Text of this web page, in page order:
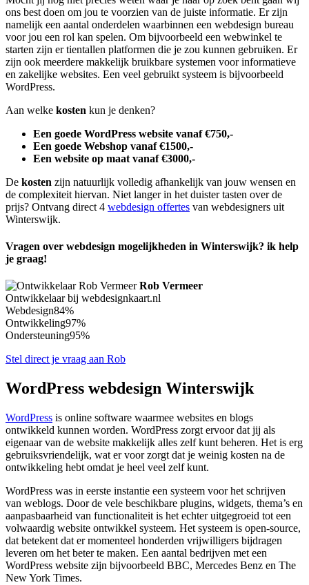
ons best doen om jou te voorzien van de juiste informatie. Er zijn
namelijk een aantal onderdelen waarbinnen een webdesign bureau
voor jou een rol kan spelen. Om bijvoorbeeld een webwinkel te
starten zijn er tientallen platformen die je zou kunnen gebruiken. Er
zijn ook meerdere makkelijk bruikbare systemen voor informatieve
en zakelijke websites. Een veel gebruikt systeem is bijvoorbeeld
WordPress.
Aan welke kosten kun je denken?
Een goede WordPress website vanaf €750,-
Een goede Webshop vanaf €1500,-
Een website op maat vanaf €3000,-
De kosten zijn natuurlijk volledig afhankelijk van jouw wensen en
de complexiteit hiervan. Niet langer in het duister tasten over de
prijs? Ontvang direct 4 webdesign offertes van webdesigners uit
Winterswijk.
Vragen over webdesign mogelijkheden in Winterswijk? ik help
je graag!
Rob Vermeer
Ontwikkelaar bij webdesignkaart.nl
Webdesign84%
Ontwikkeling97%
Ondersteuning95%
Stel direct je vraag aan Rob
WordPress webdesign Winterswijk
WordPress is online software waarmee websites en blogs
ontwikkeld kunnen worden. WordPress zorgt ervoor dat jij als
eigenaar van de website makkelijk alles zelf kunt beheren. Het is erg
gebruiksvriendelijk, wat er voor zorgt dat je weinig kosten na de
ontwikkeling hebt omdat je heel veel zelf kunt.
WordPress was in eerste instantie een systeem voor het schrijven
van weblogs. Door de vele beschikbare plugins, widgets, thema’s en
aanpasbaarheid van functionaliteit is het echter uitgegroeid tot een
volwaardig website ontwikkel systeem. Het systeem is open-source,
dat betekent dat er momenteel honderden vrijwilligers bijdragen
leveren om het beter te maken. Een aantal bedrijven met een
WordPress website zijn bijvoorbeeld BBC, Mercedes Benz en The
New York Times.